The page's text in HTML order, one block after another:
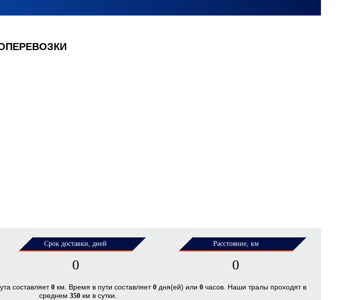
Срок доставки, дней
0
Расстояние, км
0
составляет 0км. Время в пути составляет 0дня(ей) или 0часов. Наши тралы проходят в
среднем350 км в сутки.